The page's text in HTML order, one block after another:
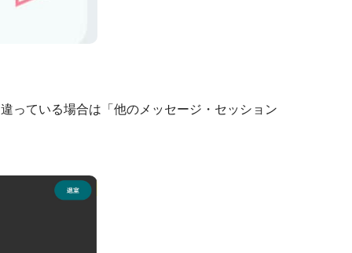
っている場合は「他のメッセージ・セッション